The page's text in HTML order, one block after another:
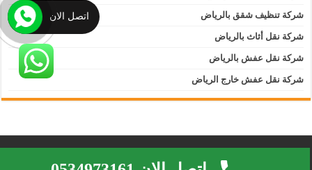
شركة تنظيف شقق بالرياض
شركة نقل أثاث بالرياض
شركة نقل عفش بالرياض
شركة نقل عفش خارج الرياض
© Copyright 2026, All Rights Reserved
اتصل الان